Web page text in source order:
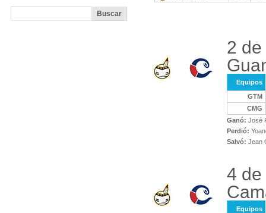
2
Equipos
GTM
CMG
Ganó: José
Perdió:
Salvó: Jean
4
Equipos